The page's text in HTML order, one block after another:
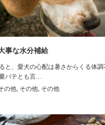
事な水分補給
と、愛犬の心配は暑さからくる体
バテとも言…
の他, その他, その他